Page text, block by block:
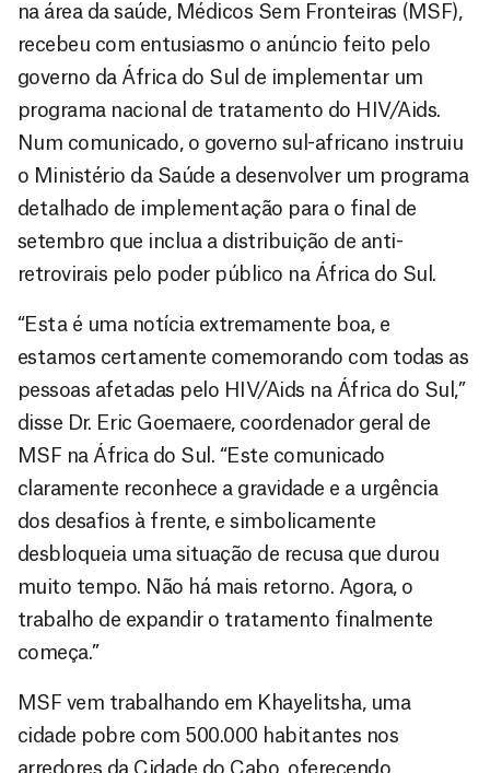
na área da saúde, Médicos Sem Fronteiras (MSF),
recebeu com entusiasmo o anúncio feito pelo
governo da África do Sul de implementar um
programa nacional de tratamento do HIV/Aids.
Num comunicado, o governo sul-africano instruiu
o Ministério da Saúde a desenvolver um programa
detalhado de implementação para o final de
setembro que inclua a distribuição de anti-
retrovirais pelo poder público na África do Sul.
“Esta é uma notícia extremamente boa, e
estamos certamente comemorando com todas as
pessoas afetadas pelo HIV/Aids na África do Sul,”
disse Dr. Eric Goemaere, coordenador geral de
MSF na África do Sul. “Este comunicado
claramente reconhece a gravidade e a urgência
dos desafios à frente, e simbolicamente
desbloqueia uma situação de recusa que durou
muito tempo. Não há mais retorno. Agora, o
trabalho de expandir o tratamento finalmente
começa.”
MSF vem trabalhando em Khayelitsha, uma
cidade pobre com 500.000 habitantes nos
arredores da Cidade do Cabo, oferecendo